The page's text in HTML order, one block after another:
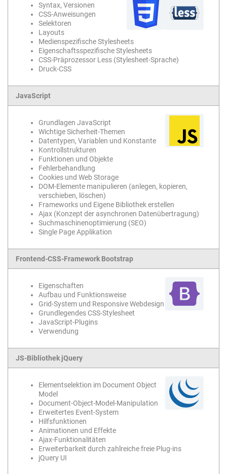
Syntax, Versionen
CSS-Anweisungen
Selektoren
Layouts
Medienspezifische Stylesheets
Eigenschaftsspezifische Stylesheets
CSS-Präprozessor Less (Stylesheet-Sprache)
Druck-CSS
JavaScript
Grundlagen JavaScript
Wichtige Sicherheit-Themen
Datentypen, Variablen und Konstante
Kontrollstrukturen
Funktionen und Objekte
Fehlerbehandlung
Cookies und Web Storage
DOM-Elemente manipulieren (anlegen, kopieren,
verschieben, löschen)
Frameworks und Eigene Bibliothek erstellen
Ajax (Konzept der asynchronen Datenübertragung)
Suchmaschinenoptimierung (SEO)
Single Page Applikation
Frontend-CSS-Framework Bootstrap
Eigenschaften
Aufbau und Funktionsweise
Grid-System und Responsive Webdesign
Grundlegendes CSS-Stylesheet
JavaScript-Plugins
Verwendung
JS-Bibliothek jQuery
Elementselektion im Document Object
Model
Document-Object-Model-Manipulation
Erweitertes Event-System
Hilfsfunktionen
Animationen und Effekte
Ajax-Funktionalitäten
Erweiterbarkeit durch zahlreiche freie Plug-ins
jQuery UI